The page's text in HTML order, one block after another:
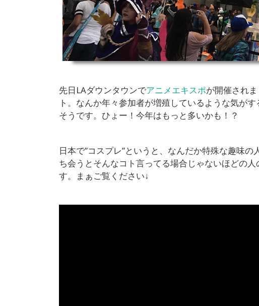
先日LAダウンタウンでアニメエキスポが開催され
ト。なんか年々参加者が増殖しているような気が
そうです。ひょー！今年はもっと多いかも！？
日本で”コスプレ”というと、なんだか特殊な趣味
ち会うとそんなコト言ってる場合じゃないほどの
す。まぁご覧ください↓